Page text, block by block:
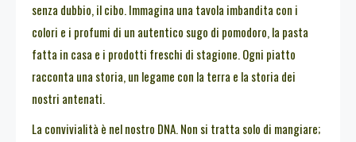
senza dubbio, il cibo. Immagina una tavola imbandita con i
colori e i profumi di un autentico sugo di pomodoro, la pasta
fatta in casa e i prodotti freschi di stagione. Ogni piatto
racconta una storia, un legame con la terra e la storia dei
nostri antenati.
La convivialità è nel nostro DNA. Non si tratta solo di mangiare;